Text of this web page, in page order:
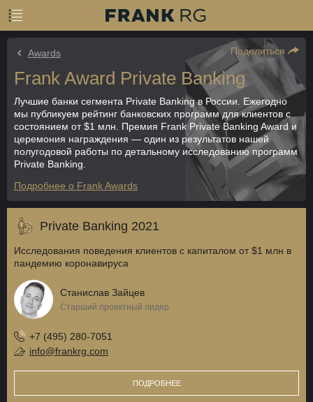
Awards Поделиться
Frank Award Private Banking
Лучшие банки сегмента Private Banking в России. Ежегодно
мы публикуем рейтинг банковских программ для клиентов с
состоянием от $1 млн. Премия Frank Private Banking Award и
церемония награждения — один из результатов нашей
полугодовой работы по детальному исследованию программ
Private Banking.
Подробнее о Frank Awards
Private Banking 2021
Исследования поведения клиентов с капиталом от $1 млн в
пандемию коронавируса
Станислав Зайцев
Старший проектный лидер
+7 (495) 280-7051
info@frankrg.com
ПОДРОБНЕЕ